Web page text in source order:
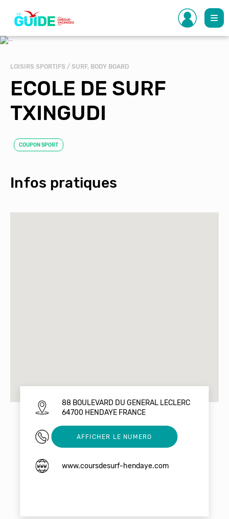
contenu
principal
LOISIRS SPORTIFS / SURF, BODY BOARD
ECOLE DE SURF
TXINGUDI
COUPON SPORT
Infos pratiques
88 BOULEVARD DU GENERAL LECLERC
64700 HENDAYE FRANCE
0642657316
AFFICHER LE NUMERO
www.coursdesurf-hendaye.com